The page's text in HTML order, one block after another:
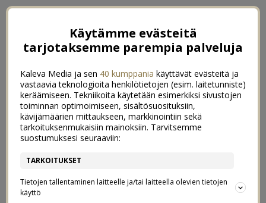
Käytämme evästeitä
tarjotaksemme parempia palveluja
Kaleva Media ja sen 40 kumppania käyttävät evästeitä ja
vastaavia teknologioita henkilötietojen (esim. laitetunniste)
keräämiseen. Tekniikoita käytetään esimerkiksi sivustojen
toiminnan optimoimiseen, sisältösuosituksiin,
kävijämäärien mittaukseen, markkinointiin sekä
tarkoituksenmukaisiin mainoksiin. Tarvitsemme
suostumuksesi seuraaviin:
TARKOITUKSET
Tietojen tallentaminen laitteelle ja/tai laitteella olevien tietojen
käyttö